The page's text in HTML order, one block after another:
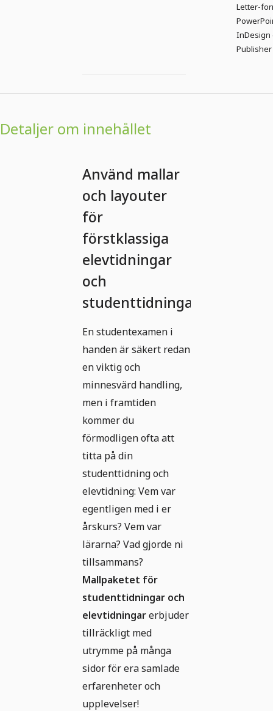
Letter-
InDesign
Publisher
Detaljer om innehållet
Använd mallar
och layouter
för
förstklassiga
elevtidningar
och
studenttidningar!
En studentexamen i
handen är säkert redan
en viktig och
minnesvärd handling,
men i framtiden
kommer du
förmodligen ofta att
titta på din
studenttidning och
elevtidning: Vem var
egentligen med i er
årskurs? Vem var
lärarna? Vad gjorde ni
tillsammans?
Mallpaketet för
studenttidningar och
elevtidningarerbjuder
tillräckligt med
utrymme på många
sidor för era samlade
erfarenheter och
upplevelser!